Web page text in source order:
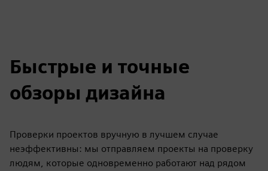
Быстрые и точные
обзоры дизайна
Проверки проектов вручную в лучшем случае
неэффективны: мы отправляем проекты на проверку
людям, которые одновременно работают над рядом